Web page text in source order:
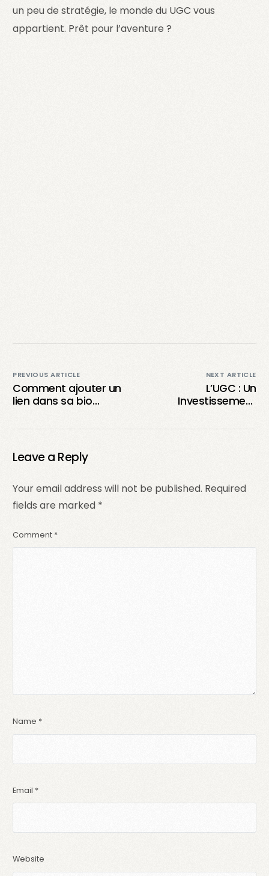
un peu de stratégie, le monde du UGC vous
appartient. Prêt pour l’aventure ?
PREVIOUS ARTICLE
Comment ajouter un
lien dans sa bio
efficace ?
NEXT ARTICLE
L’UGC : Un
Investissement
Marques ?
Leave a Reply
Your email address will not be published. Required
fields are marked *
Comment *
Name *
Email *
Website